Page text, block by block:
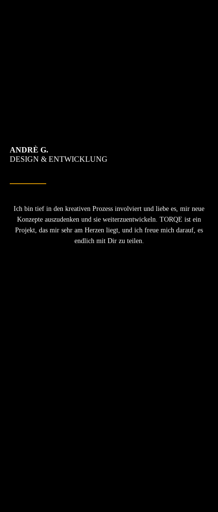
ANDRÈ G.
DESIGN & ENTWICKLUNG
Ich bin tief in den kreativen Prozess involviert und liebe es, mir neue
Konzepte auszudenken und sie weiterzuentwickeln. TORQE ist ein
Projekt, das mir sehr am Herzen liegt, und ich freue mich darauf, es
endlich mit Dir zu teilen.